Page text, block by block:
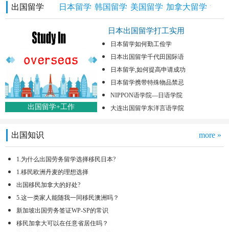
出国留学 日本留学 韩国留学 美国留学 加拿大留学 澳洲
出国留学+工作
日本出国留学打工实用
日本留学如何勤工俭学
日本出国留学千代田国际语
日本留学,如何提高申请成功
日本留学携带特殊物品禁忌
NIPPON语学院—日语学院
大连出国留学东洋言语学院
出国知识 more »
1.为什么出国劳务留学选择移民日本?
1.移民欧洲丹麦的理想选择
出国移民加拿大的好处?
5.这一类家人能随我一同移民澳洲吗？
新加坡出国劳务签证WP-SP的常识
移民加拿大可以在任意省居住吗？